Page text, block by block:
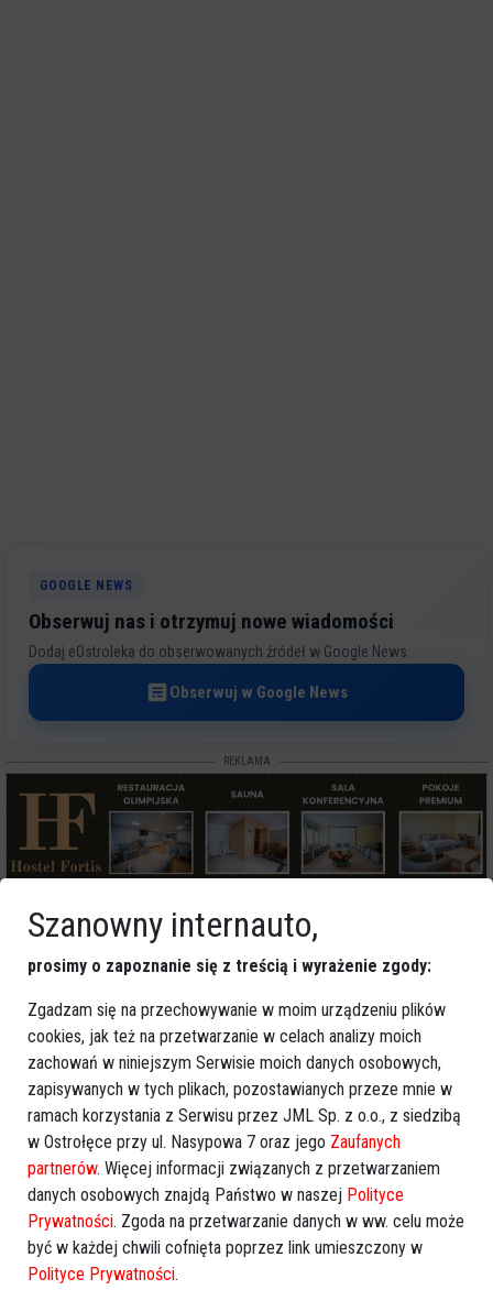
GOOGLE NEWS
Obserwuj nas i otrzymuj nowe wiadomości
Dodaj eOstroleka do obserwowanych źródeł w Google News.
Obserwuj w Google News
REKLAMA
rewitalizacja Ostrołęka
Gminny Program
Rewitalizacji ,projekty społeczne,aktywizacja mieszkańców
zmiany miejskie
Szanowny internauto,
prosimy o zapoznanie się z treścią i wyrażenie zgody:
Zgadzam się na przechowywanie w moim urządzeniu plików
cookies, jak też na przetwarzanie w celach analizy moich
zachowań w niniejszym Serwisie moich danych osobowych,
zapisywanych w tych plikach, pozostawianych przeze mnie w
ramach korzystania z Serwisu przez JML Sp. z o.o., z siedzibą
w Ostrołęce przy ul. Nasypowa 7 oraz jego Zaufanych
partnerów. Więcej informacji związanych z przetwarzaniem
danych osobowych znajdą Państwo w naszej Polityce
Prywatności. Zgoda na przetwarzanie danych w ww. celu może
być w każdej chwili cofnięta poprzez link umieszczony w
Polityce Prywatności.